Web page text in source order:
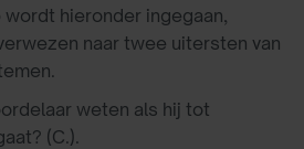
hieronder ingegaan,
naar twee uitersten van
weten als hij tot
(C.).